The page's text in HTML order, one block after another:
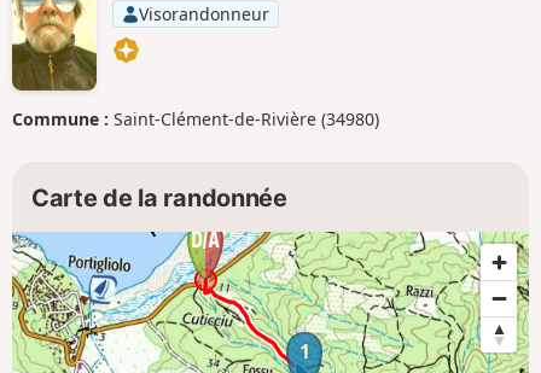
Visorandonneur
Commune : Saint-Clément-de-Rivière (34980)
Carte de la randonnée
1